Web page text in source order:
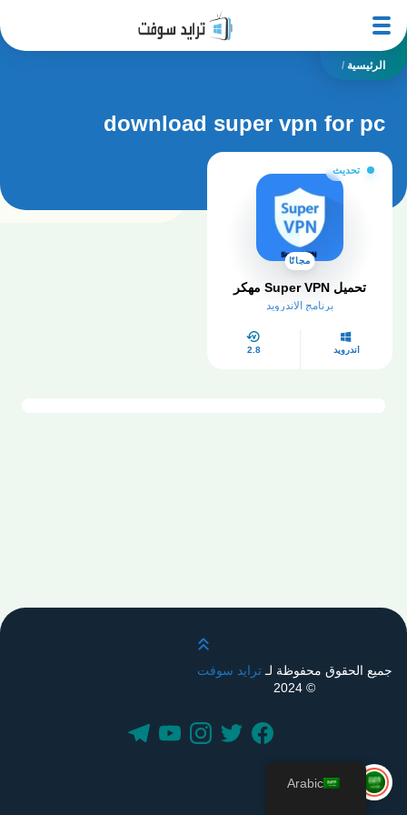
الرئيسية /
download super vpn for pc
تحديث
مجانًا
تحميل Super VPN مهكر
برنامج الاندرويد
أندرويد 2.8
قم بالتمرير لأعلى
جميع الحقوق محفوظة لـترايد سوفت
© 2024
Arabic